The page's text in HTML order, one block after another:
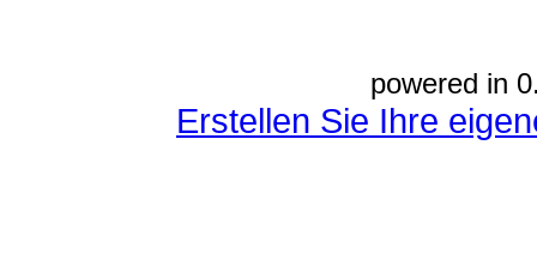
powered in
Erstellen Sie Ihre